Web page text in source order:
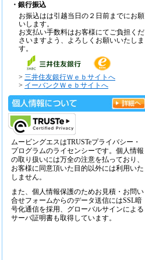
・銀行振込
お振込はは引越当日の２日前までにお願
いします。
お支払い手数料はお客様にてご負担くだ
さいますよう、よろしくお願いいたしま
す。
> 三井住友銀行Ｗｅｂサイトへ
> イーバンクＷｅｂサイトへ
ムービングエスはTRUSTeプライバシー・
プログラムのライセンシーです。個人情報
の取り扱いには万全の注意を払っており、
お客様に同意頂いた目的以外には利用いた
しません。
また、個人情報保護のためお見積・お問い
合せフォームからのデータ送信にはSSL暗
号化通信を採用、グローバルサインによる
サーバ証明書も取得しています。